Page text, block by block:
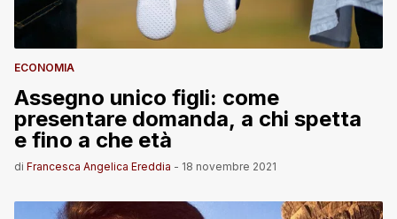
ECONOMIA
Assegno unico figli: come
presentare domanda, a chi spetta
e fino a che età
di Francesca Angelica Ereddia - 18 novembre 2021